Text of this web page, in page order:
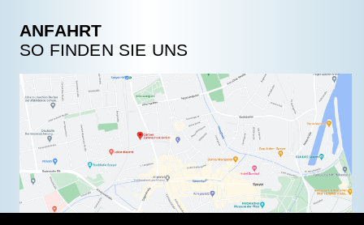
ANFAHRT
SO FINDEN SIE UNS